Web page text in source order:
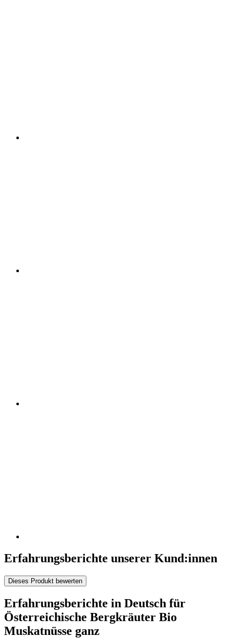
Erfahrungsberichte unserer Kund:innen
Dieses Produkt bewerten
Erfahrungsberichte in Deutsch für
Österreichische Bergkräuter Bio
Muskatnüsse ganz